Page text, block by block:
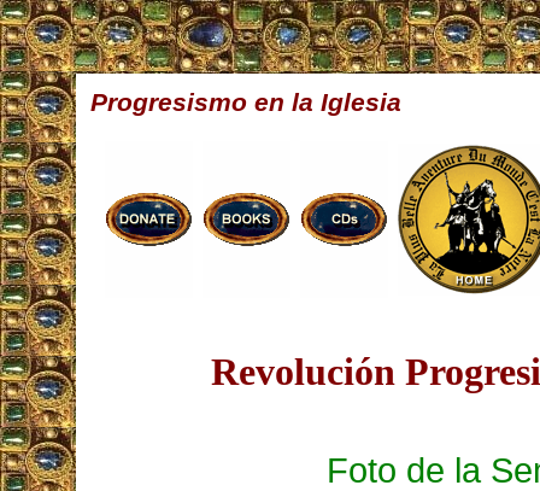
Progresismo en la Iglesia
Revolución
Foto de la